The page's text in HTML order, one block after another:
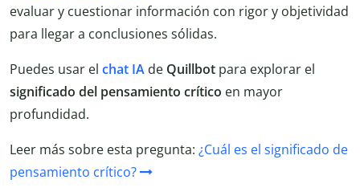
evaluar y cuestionar información con rigor y objetividad
para llegar a conclusiones sólidas.
Puedes usar el chat IA de Quillbot para explorar el
significado del pensamiento crítico en mayor
profundidad.
Leer más sobre esta pregunta: ¿Cuál es el significado de
pensamiento crítico?